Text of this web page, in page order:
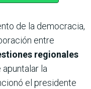
de la democracia,
entre
regionales
la
el presidente